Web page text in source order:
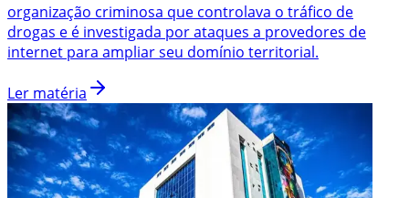
organização criminosa que controlava o tráfico de
drogas e é investigada por ataques a provedores de
internet para ampliar seu domínio territorial.
Ler matéria